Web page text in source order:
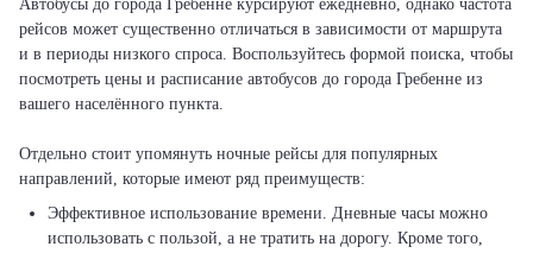
Автобусы до города Гребенне курсируют ежедневно, однако частота
рейсов может существенно отличаться в зависимости от маршрута
и в периоды низкого спроса. Воспользуйтесь формой поиска, чтобы
посмотреть цены и расписание автобусов до города Гребенне из
вашего населённого пункта.
Отдельно стоит упомянуть ночные рейсы для популярных
Эффективное использование времени. Дневные часы можно
использовать с пользой, а не тратить на дорогу. Кроме того,